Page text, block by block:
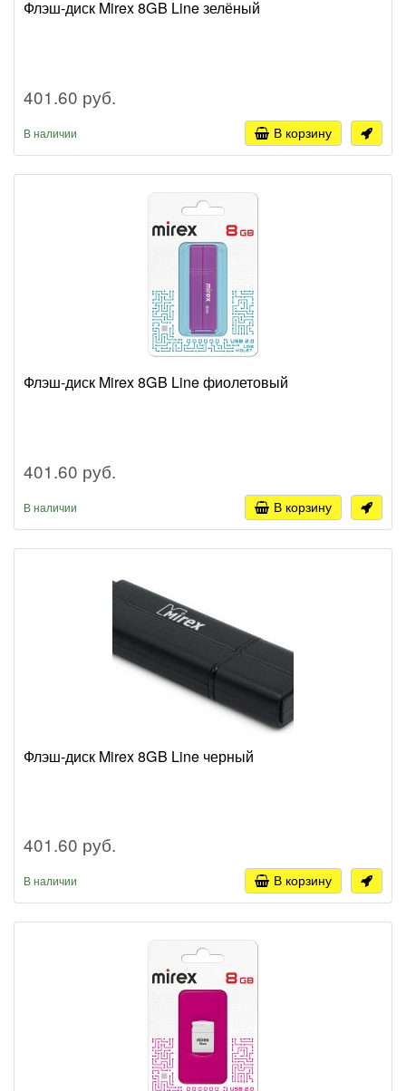
Флэш-диск Mirex 8GB Line зелёный
401.60 руб.
В наличии В корзину
Флэш-диск Mirex 8GB Line фиолетовый
401.60 руб.
В наличии В корзину
Флэш-диск Mirex 8GB Line черный
401.60 руб.
В наличии В корзину